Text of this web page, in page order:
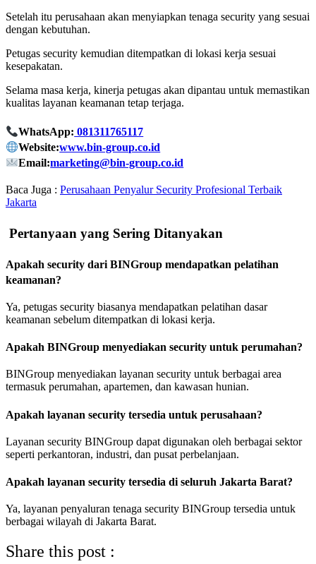
Setelah itu perusahaan akan menyiapkan tenaga security yang sesuai
dengan kebutuhan.
Petugas security kemudian ditempatkan di lokasi kerja sesuai
kesepakatan.
Selama masa kerja, kinerja petugas akan dipantau untuk memastikan
kualitas layanan keamanan tetap terjaga.
WhatsApp: 081311765117
Website:www.bin-group.co.id
Email:marketing@bin-group.co.id
Baca Juga : Perusahaan Penyalur Security Profesional Terbaik
Jakarta
Pertanyaan yang Sering Ditanyakan
Apakah security dari BINGroup mendapatkan pelatihan
keamanan?
Ya, petugas security biasanya mendapatkan pelatihan dasar
keamanan sebelum ditempatkan di lokasi kerja.
Apakah BINGroup menyediakan security untuk perumahan?
BINGroup menyediakan layanan security untuk berbagai area
termasuk perumahan, apartemen, dan kawasan hunian.
Apakah layanan security tersedia untuk perusahaan?
Layanan security BINGroup dapat digunakan oleh berbagai sektor
seperti perkantoran, industri, dan pusat perbelanjaan.
Apakah layanan security tersedia di seluruh Jakarta Barat?
Ya, layanan penyaluran tenaga security BINGroup tersedia untuk
berbagai wilayah di Jakarta Barat.
Share this post :